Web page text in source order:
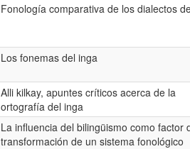
Fonología comparativa de los dialectos
Los fonemas del inga
Alli kilkay, apuntes críticos acerca de la
ortografía del inga
La influencia del bilingüismo como factor
transformación de un sistema fonológico